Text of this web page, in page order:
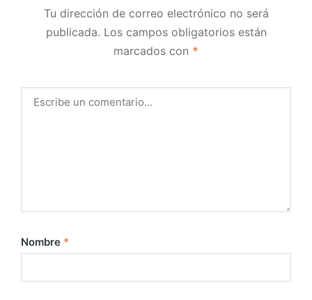
Tu dirección de correo electrónico no será
publicada. Los campos obligatorios están
marcados con *
Nombre *